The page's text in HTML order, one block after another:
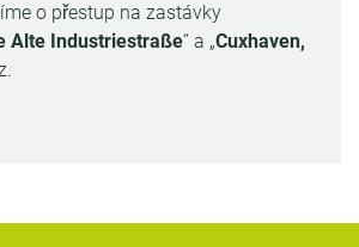
o přestup na zastávky
Alte Industriestraße“ a „Cuxhaven,